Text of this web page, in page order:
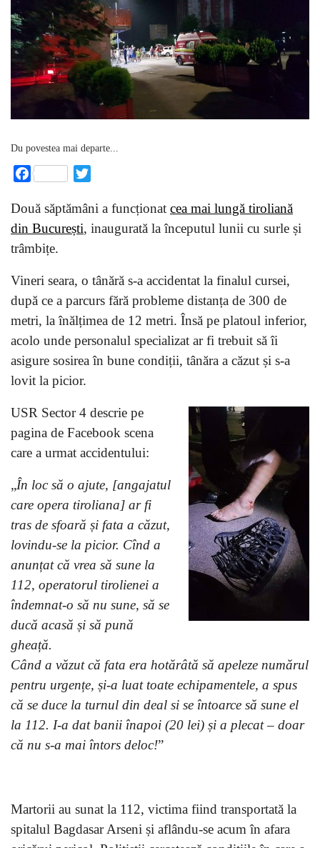
Du povestea mai departe...
Facebook
Două săptămâni a funcționat cea mai lungă tiroliană
din București, inaugurată la începutul lunii cu surle și
trâmbițe.
Vineri seara, o tânără s-a accidentat la finalul cursei,
după ce a parcurs fără probleme distanța de 300 de
metri, la înălțimea de 12 metri. Însă pe platoul inferior,
acolo unde personalul specializat ar fi trebuit să îi
asigure sosirea în bune condiții, tânăra a căzut și s-a
lovit la picior.
USR Sector 4 descrie pe
pagina de Facebook scena
care a urmat accidentului:
„În loc să o ajute, [angajatul
care opera tiroliana] ar fi
tras de sfoară și fata a căzut,
lovindu-se la picior. Cînd a
anunțat că vrea să sune la
112, operatorul tirolienei a
îndemnat-o să nu sune, să se
ducă acasă și să pună
gheață.
Când a văzut că fata era hotărâtă să apeleze numărul
pentru urgențe, și-a luat toate echipamentele, a spus
că se duce la turnul din deal si se întoarce să sune el
la 112. I-a dat banii înapoi (20 lei) și a plecat – doar
că nu s-a mai întors deloc!”
Martorii au sunat la 112, victima fiind transportată la
spitalul Bagdasar Arseni și aflându-se acum în afara